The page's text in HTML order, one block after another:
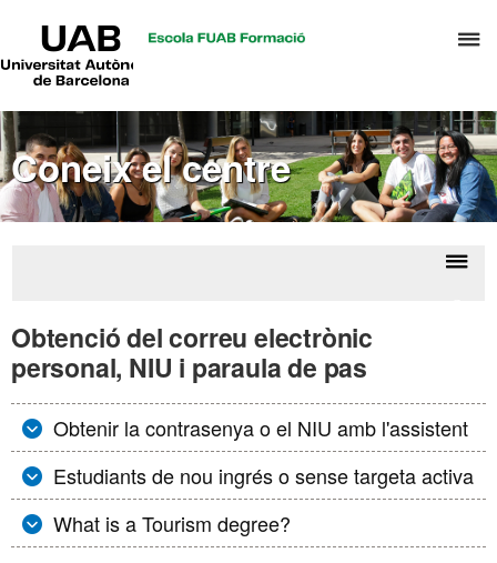
el
Universitat
Barcelona
Coneix el centre
Obtenció del correu electrònic
personal, NIU i paraula de pas
Obtenir la contrasenya o el NIU amb l'assistent
Estudiants de nou ingrés o sense targeta activa
What is a Tourism degree?